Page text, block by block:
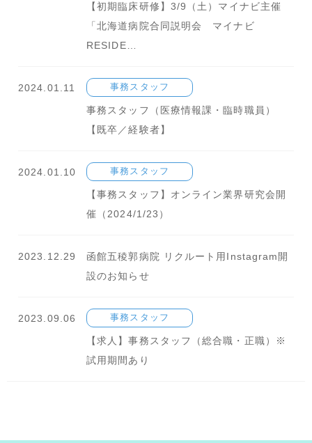
【初期臨床研修】3/9（土）マイナビ主催
「北海道病院合同説明会 マイナビ
RESIDE…
2024.01.11 事務スタッフ
事務スタッフ（医療情報課・臨時職員）
【既卒／経験者】
2024.01.10 事務スタッフ
【事務スタッフ】オンライン業界研究会開
催（2024/1/23）
2023.12.29
函館五稜郭病院 リクルート用Instagram開
設のお知らせ
2023.09.06 事務スタッフ
【求人】事務スタッフ（総合職・正職）※
試用期間あり